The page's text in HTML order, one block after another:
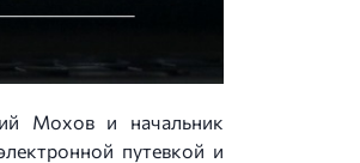
Мохов и начальник
путевкой и